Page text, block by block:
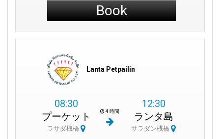
簡単な旅行が好きな場合は、サラダンピアがクラビー空港に非
常に近いことを知って喜んでいただけるでしょう。簡単に島に
島、ランタノイの隠れた静寂を発見してください。ランタノイ
の静かな逃避を体験しない限り、コランタへの訪問は完了しま
まれた快適なバンガローのいずれかを選んでください。コラン
タでは、滞在が快適で本物のつながりを提供します。穏やかな
波の音で目覚め、島の静けさに包まれてください。
Book
Lanta Petpailin
08:30
プーケット
ラサダ桟橋
4 時間
12:30
ランタ島
サラダン桟橋